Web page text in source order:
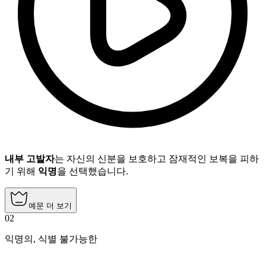
내부 고발자는 자신의 신분을 보호하고 잠재적인 보복을 피하
기 위해 익명을 선택했습니다.
예문 더 보기
02
익명의 , 식별 불가능한